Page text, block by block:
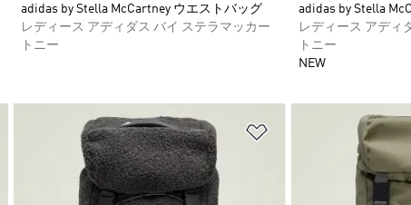
adidas by Stella McCartney ウエストバッグ
レディース アディダス バイ ステラマッカー
トニー
adidas by Stella
レディース アディ
トニー
NEW
ほしいものリストに追加 ほしいものリストに